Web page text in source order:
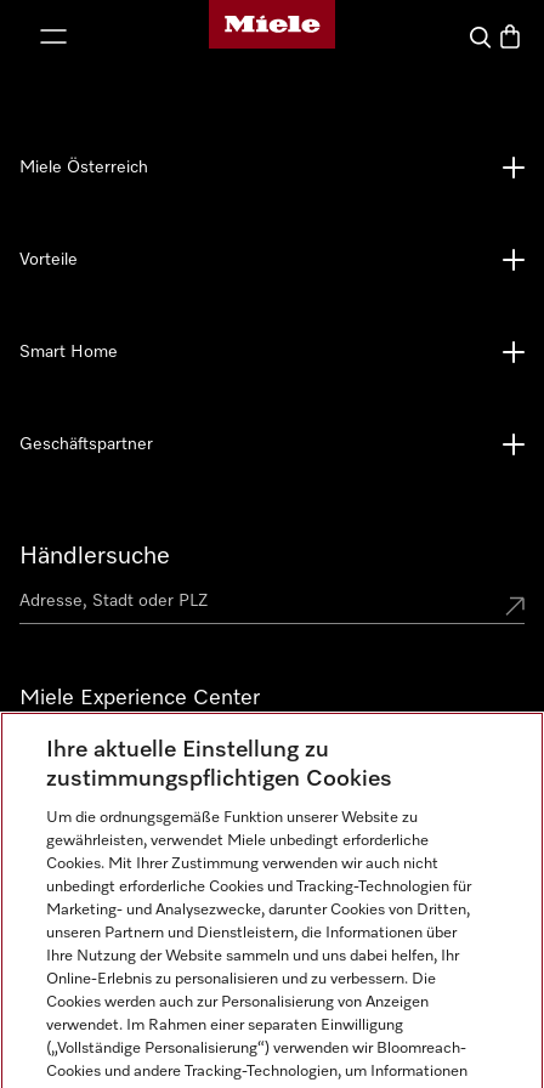
Miele-Homepage
Suche
Händlersuche
Miele Experience Center
Alle Miele Experience Center anzeigen
Newsletter
Miele Österreich
Vorteile
Smart Home
Geschäftspartner
Miele auf Instagram
Miele auf Facebook
Miele auf Youtube
Ihre aktuelle Einstellung zu
zustimmungspflichtigen Cookies
Um die ordnungsgemäße Funktion unserer Website zu
gewährleisten, verwendet Miele unbedingt erforderliche
Cookies. Mit Ihrer Zustimmung verwenden wir auch nicht
unbedingt erforderliche Cookies und Tracking-Technologien für
Marketing- und Analysezwecke, darunter Cookies von Dritten,
unseren Partnern und Dienstleistern, die Informationen über
Ihre Nutzung der Website sammeln und uns dabei helfen, Ihr
Online-Erlebnis zu personalisieren und zu verbessern. Die
Cookies werden auch zur Personalisierung von Anzeigen
verwendet. Im Rahmen einer separaten Einwilligung
(„Vollständige Personalisierung“) verwenden wir Bloomreach-
Cookies und andere Tracking-Technologien, um Informationen